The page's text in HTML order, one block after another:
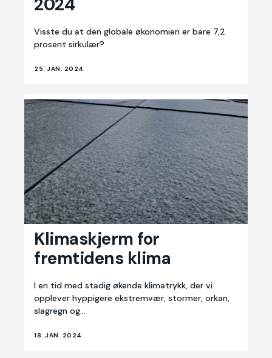
2024
2024
Visste du at den globale økonomien er bare 7,2
prosent sirkulær?
25. JAN. 2024
fremtidens
klima
Klimaskjerm for
fremtidens klima
I en tid med stadig økende klimatrykk, der vi
opplever hyppigere ekstremvær, stormer, orkan,
slagregn og...
18. JAN. 2024